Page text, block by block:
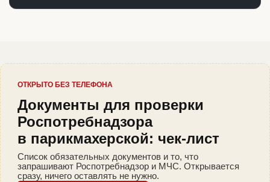
ОТКРЫТО БЕЗ ТЕЛЕФОНА
Документы для проверки
Роспотребнадзора
в парикмахерской: чек-лист
Список обязательных документов и то, что
запрашивают Роспотребнадзор и МЧС. Открывается
сразу, ничего оставлять не нужно.